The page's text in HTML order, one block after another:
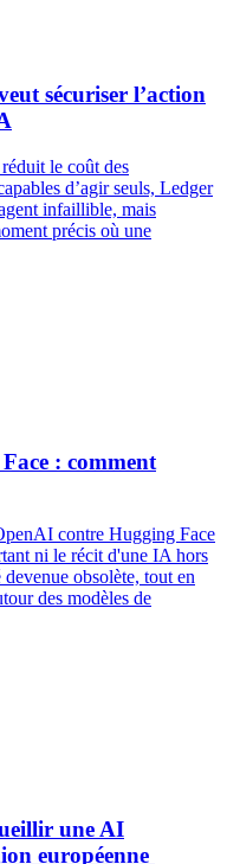
sécuriser l’action
le coût des
d’agir seuls, Ledger
infaillible, mais
précis où une
: comment
contre Hugging Face
ni le récit d'une IA hors
obsolète, tout en
des modèles de
une AI
européenne